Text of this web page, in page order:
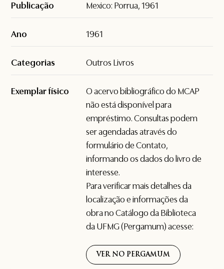
Publicação Mexico: Porrua, 1961
Ano 1961
Categorias Outros Livros
Exemplar físico
O acervo bibliográfico do MCAP
não está disponível para
empréstimo. Consultas podem
ser agendadas através do
formulário deContato,
informando os dados do livro de
interesse.
Para verificar mais detalhes da
localização e informações da
obra no Catálogo da Biblioteca
da UFMG (Pergamum) acesse:
VER NO PERGAMUM